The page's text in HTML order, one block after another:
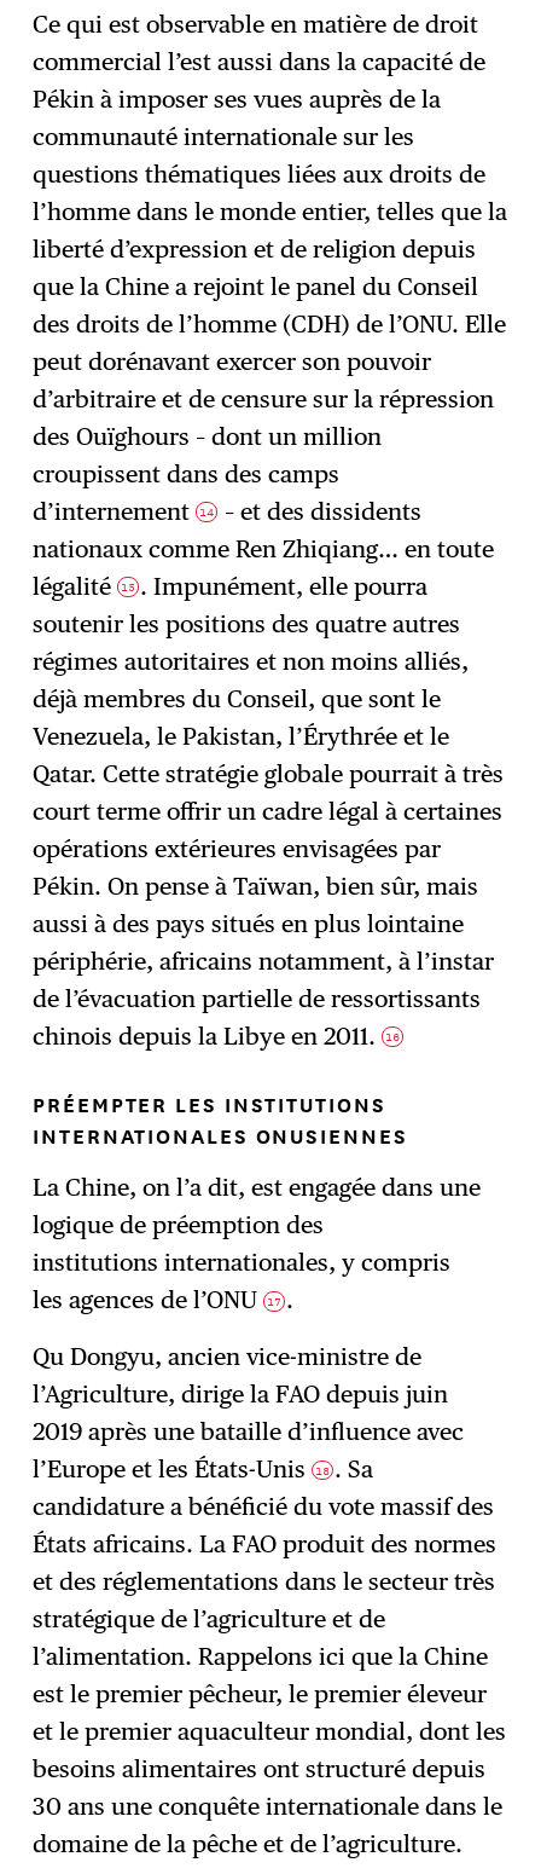
Ce qui est observable en matière de droit
commercial l’est aussi dans la capacité de
Pékin à imposer ses vues auprès de la
communauté internationale sur les
questions thématiques liées aux droits de
l’homme dans le monde entier, telles que la
liberté d’expression et de religion depuis
que la Chine a rejoint le panel du Conseil
des droits de l’homme (CDH) de l’ONU. Elle
peut dorénavant exercer son pouvoir
d’arbitraire et de censure sur la répression
des Ouïghours – dont un million
croupissent dans des camps
d’internement14 – et des dissidents
nationaux comme Ren Zhiqiang… en toute
légalité15 . Impunément, elle pourra
soutenir les positions des quatre autres
régimes autoritaires et non moins alliés,
déjà membres du Conseil, que sont le
Venezuela, le Pakistan, l’Érythrée et le
Qatar. Cette stratégie globale pourrait à très
court terme offrir un cadre légal à certaines
opérations extérieures envisagées par
Pékin. On pense à Taïwan, bien sûr, mais
aussi à des pays situés en plus lointaine
périphérie, africains notamment, à l’instar
de l’évacuation partielle de ressortissants
chinois depuis la Libye en 2011.16
PRÉEMPTER LES INSTITUTIONS
INTERNATIONALES ONUSIENNES
La Chine, on l’a dit, est engagée dans une
logique de préemption des
institutions internationales, y compris
les agences de l’ONU17 .
Qu Dongyu, ancien vice-ministre de
l’Agriculture, dirige la FAO depuis juin
2019 après une bataille d’influence avec
l’Europe et les États-Unis18 . Sa
candidature a bénéficié du vote massif des
États africains. La FAO produit des normes
et des réglementations dans le secteur très
stratégique de l’agriculture et de
l’alimentation. Rappelons ici que la Chine
est le premier pêcheur, le premier éleveur
et le premier aquaculteur mondial, dont les
besoins alimentaires ont structuré depuis
30 ans une conquête internationale dans le
domaine de la pêche et de l’agriculture.